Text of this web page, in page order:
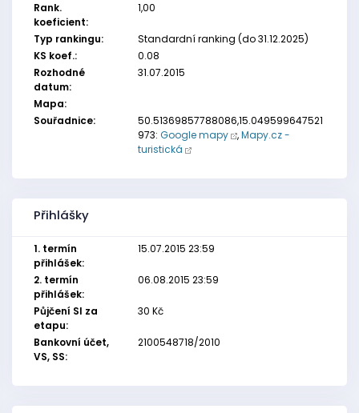
Rank.
koeficient:
1,00
Typ rankingu:
Standardní ranking (do 31.12.2025)
KS koef.:
0.08
Rozhodné
datum:
31.07.2015
Mapa:
Souřadnice:
50.51369857788086,15.049599647521
973: Google mapy ,Mapy.cz -
turistická
Přihlášky
1. termín
přihlášek:
15.07.2015 23:59
2. termín
přihlášek:
06.08.2015 23:59
Půjčení SI za
etapu:
30 Kč
Bankovní účet,
VS, SS:
2100548718/2010